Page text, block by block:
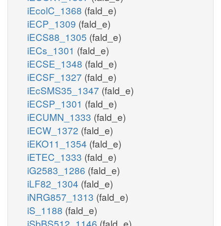
iEcolC_1368 (fald_e)
iECP_1309 (fald_e)
iECS88_1305 (fald_e)
iECs_1301 (fald_e)
iECSE_1348 (fald_e)
iECSF_1327 (fald_e)
iEcSMS35_1347 (fald_e)
iECSP_1301 (fald_e)
iECUMN_1333 (fald_e)
iECW_1372 (fald_e)
iEKO11_1354 (fald_e)
iETEC_1333 (fald_e)
iG2583_1286 (fald_e)
iLF82_1304 (fald_e)
iNRG857_1313 (fald_e)
iS_1188 (fald_e)
iSbBS512_1146 (fald_e)